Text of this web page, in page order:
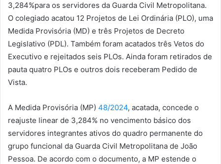
3,284%para os servidores da Guarda Civil Metropolitana.
O colegiado acatou 12 Projetos de Lei Ordinária (PLO), uma
Medida Provisória (MD) e três Projetos de Decreto
Legislativo (PDL). Também foram acatados três Vetos do
Executivo e rejeitados seis PLOs. Ainda foram retirados de
pauta quatro PLOs e outros dois receberam Pedido de
Vista.
A Medida Provisória (MP) 48/2024, acatada, concede o
reajuste linear de 3,284% no vencimento básico dos
servidores integrantes ativos do quadro permanente do
grupo funcional da Guarda Civil Metropolitana de João
Pessoa. De acordo com o documento, a MP estende o